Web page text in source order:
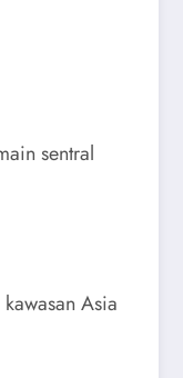
sentral
Asia